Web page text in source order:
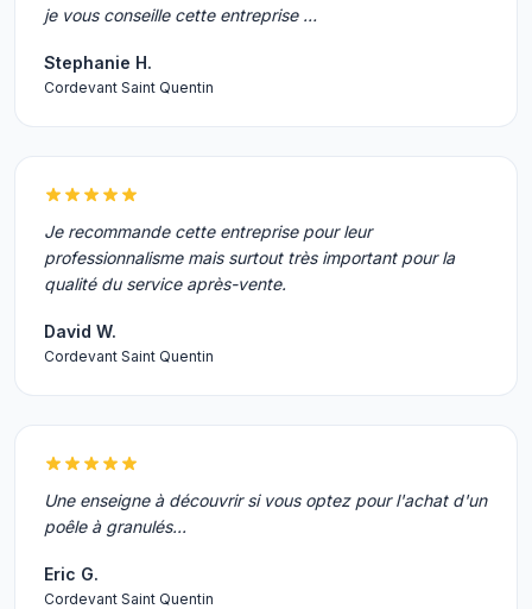
je vous conseille cette entreprise …
Stephanie H.
Cordevant Saint Quentin
Je recommande cette entreprise pour leur
professionnalisme mais surtout très important pour la
qualité du service après-vente.
David W.
Cordevant Saint Quentin
Une enseigne à découvrir si vous optez pour l'achat d'un
poêle à granulés...
Eric G.
Cordevant Saint Quentin